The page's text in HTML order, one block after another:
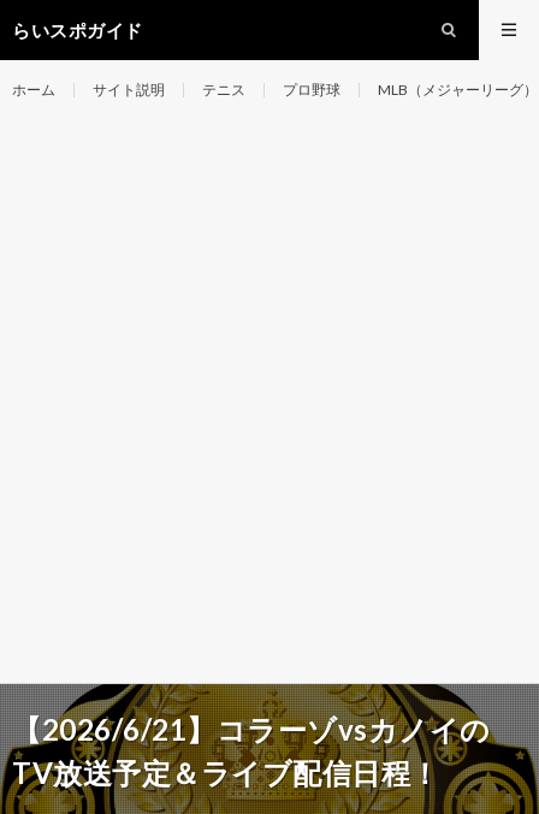
らいスポガイド
ホーム サイト説明 テニス プロ野球 MLB（メジャーリーグ）
【2026/6/21】コラーゾvsカノイの
TV放送予定＆ライブ配信日程！